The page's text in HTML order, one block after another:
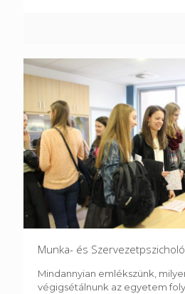
Munka- és
Mindannyian emlékszünk,
végigsétálnunk az egyetem